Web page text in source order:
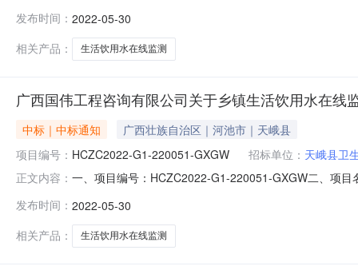
府网上发布了招标公告四、定标日期：2022年5月30日
信息
发布时间： 2022-05-30
相关产品：
生活饮用水在线监测
广西国伟工程咨询有限公司关于乡镇生活饮用水在线
中标｜中标通知
广西壮族自治区｜河池市｜天峨县
项目编号： HCZC2022-G1-220051-GXGW 招标单位： 天峨县卫
正文内容： 一、项目编号：HCZC2022-G1-220051-GXGW二、项
他事项////四、主要标的信息货物类主要标的信息：序号
发布时间： 2022-05-30
相关产品：
生活饮用水在线监测